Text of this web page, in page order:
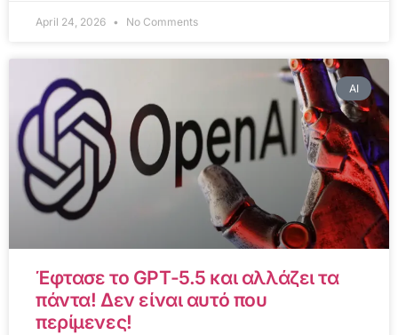
April 24, 2026 No Comments
AI
Έφτασε το GPT-5.5 και αλλάζει τα
πάντα! Δεν είναι αυτό που
περίμενες!